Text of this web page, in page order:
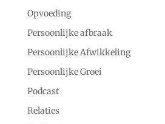
Opvoeding
Persoonlijke afbraak
Persoonlijke Afwikkeling
Persoonlijke Groei
Podcast
Relaties